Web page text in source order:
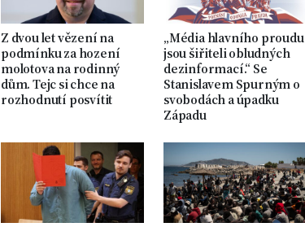
Z dvou let vězení na
podmínku za hození
molotova na rodinný
dům. Tejc si chce na
rozhodnutí posvítit
„Média hlavního proudu
jsou šiřiteli obludných
dezinformací.“ Se
Stanislavem Spurným o
svobodách a úpadku
Západu